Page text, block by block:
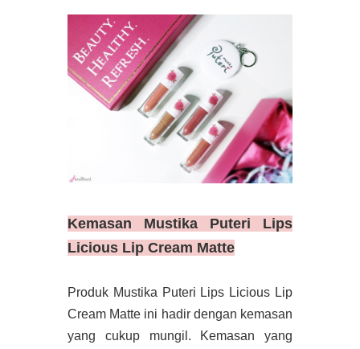
Kemasan Mustika Puteri Lips
Licious Lip Cream Matte
Produk Mustika Puteri Lips Licious Lip
Cream Matte ini hadir dengan kemasan
yang cukup mungil. Kemasan yang